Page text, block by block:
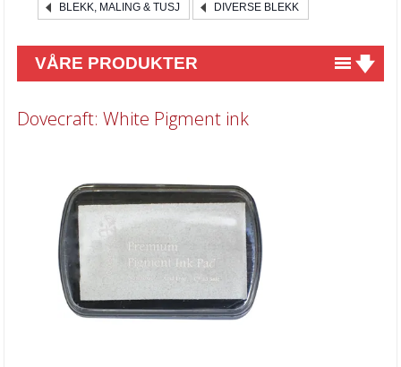
BLEKK, MALING & TUSJ DIVERSE BLEKK
VÅRE PRODUKTER
Gavekort
Kort & Scrapbooking
Mønsterpapir
Kartong 12x12 inch
Dovecraft: White Pigment ink